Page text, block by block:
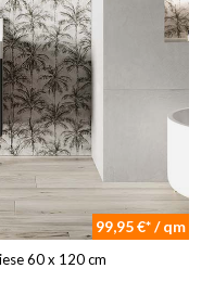
99,95 €* / qm
60 x 120 cm